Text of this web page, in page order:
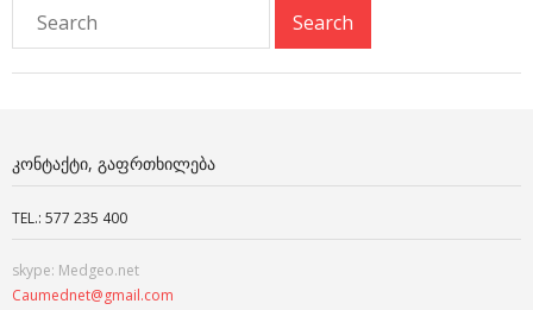
ᲙᲝᲜᲢᲐᲥᲢᲘ, ᲒᲐᲤᲠᲗᲮᲘᲚᲔᲑᲐ
TEL.: 577 235 400
skype: Medgeo.net
Caumednet@gmail.com